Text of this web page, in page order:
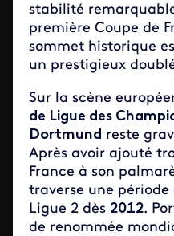
stabilité
première Coupe de
sommet historique
un prestigieux
Sur la scène
de Ligue des
Dortmund reste
Après avoir ajouté
France à son
traverse une
Ligue 2 dès 2012.
de renommée